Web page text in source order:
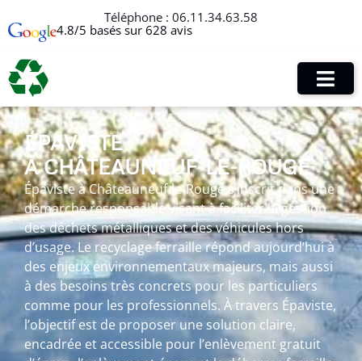
Téléphone : 06.11.34.63.58
4.8/5 basés sur 628 avis
ÉPAVISTE
À CHÂTEAUNEUF-LE-ROUGE
Épaviste à Châteauneuf-le-Rouge s’inscrit dans une
démarche responsable visant à faciliter la gestion
des déchets métalliques et des véhicules hors
d’usage. Le recyclage ferraille répond aujourd’hui à
des enjeux environnementaux majeurs, mais aussi
à des besoins très concrets pour les particuliers
comme pour les professionnels. À travers Épaviste,
l’objectif est de proposer une solution claire,
encadrée et accessible pour l’enlèvement gratuit